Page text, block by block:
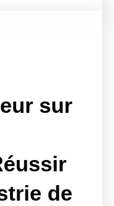
sur
de